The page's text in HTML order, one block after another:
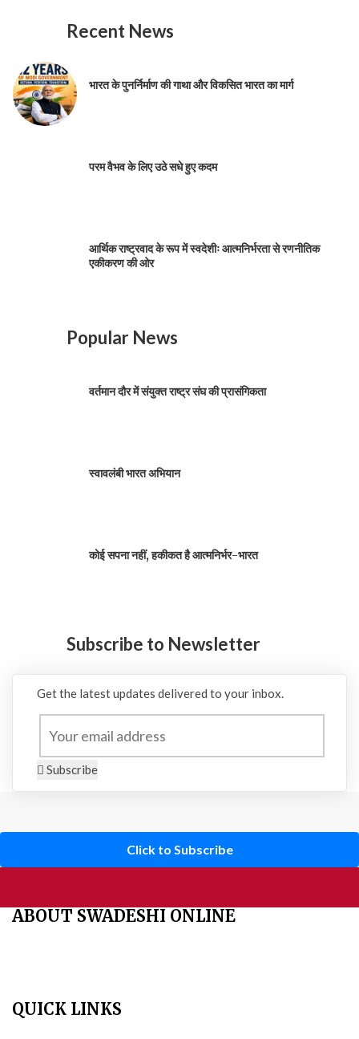
Recent News
भारत के पुनर्निर्माण की गाथा और विकसित भारत का मार्ग
परम वैभव के लिए उठे सधे हुए कदम
आर्थिक राष्ट्रवाद के रूप में स्वदेशीः आत्मनिर्भरता से रणनीतिक
एकीकरण की ओर
Popular News
वर्तमान दौर में संयुक्त राष्ट्र संघ की प्रासंगिकता
स्वावलंबी भारत अभियान
कोई सपना नहीं, हकीकत है आत्मनिर्भर-भारत
Subscribe to Newsletter
Get the latest updates delivered to your inbox.
Subscribe
Click to Subscribe
ABOUT SWADESHI ONLINE
QUICK LINKS